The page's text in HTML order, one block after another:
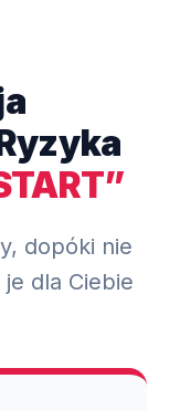
dopóki nie
dla Ciebie